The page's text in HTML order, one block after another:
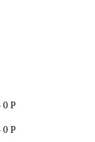
0 Р
0 Р